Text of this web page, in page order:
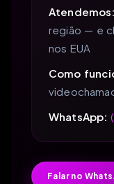
Atendemos:
região — e
nos EUA
Como
WhatsApp:
Falar no